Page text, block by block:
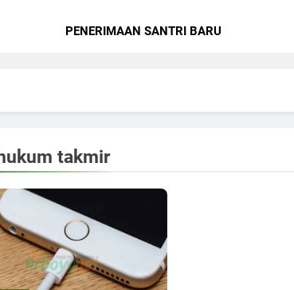
PENERIMAAN SANTRI BARU
takmir